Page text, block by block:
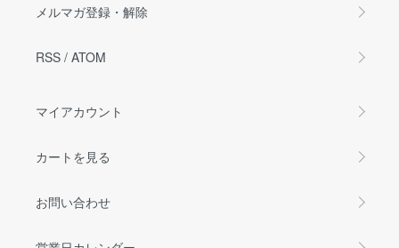
メルマガ登録・解除
RSS / ATOM
マイアカウント
カートを見る
お問い合わせ